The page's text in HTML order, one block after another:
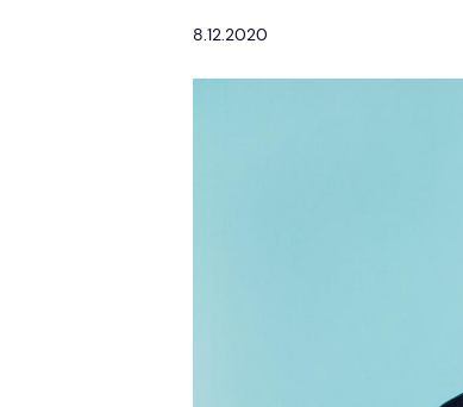
8.12.2020